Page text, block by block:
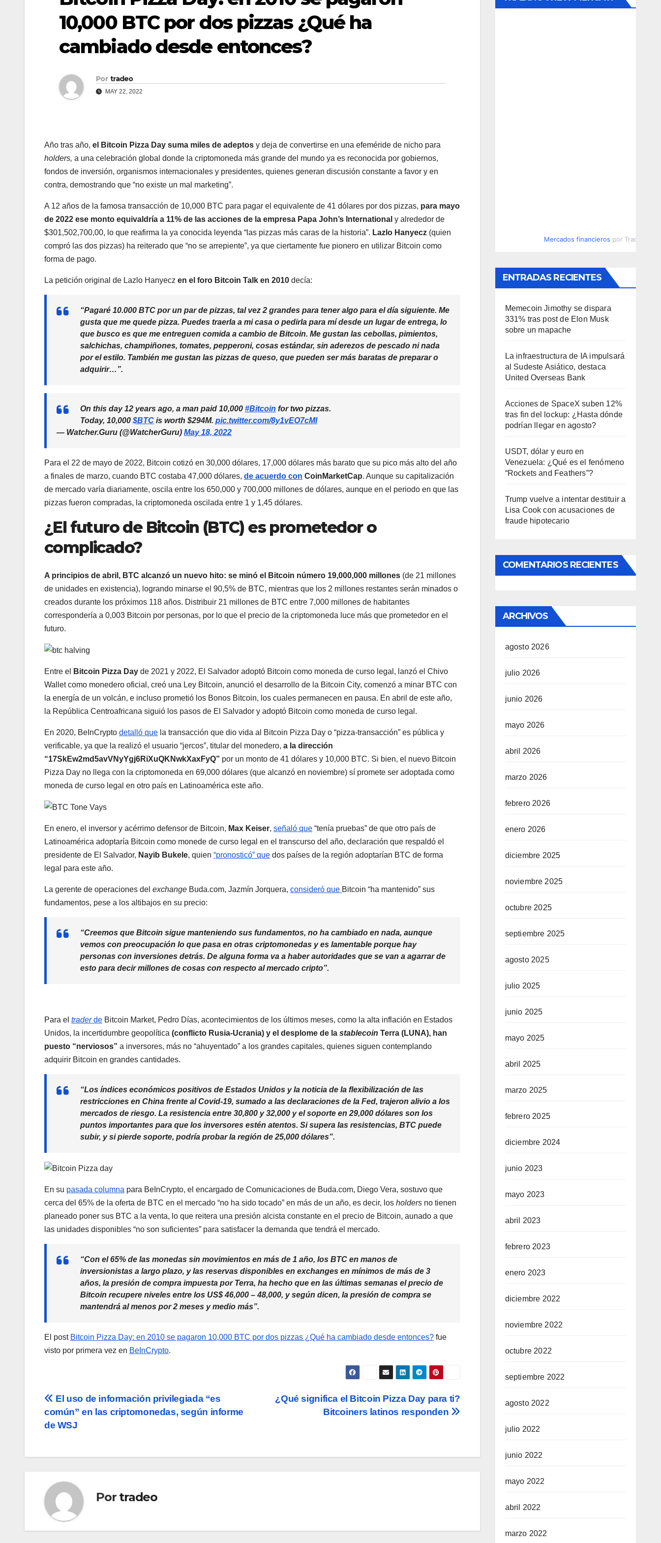
10,000 BTC por dos pizzas ¿Qué ha
cambiado desde entonces?
Por tradeo
MAY 22, 2022
Año tras año, el Bitcoin Pizza Day suma miles de adeptos y deja de convertirse en una efeméride de nicho para
holders, a una celebración global donde la criptomoneda más grande del mundo ya es reconocida por gobiernos,
fondos de inversión, organismos internacionales y presidentes, quienes generan discusión constante a favor y en
contra, demostrando que “no existe un mal marketing”.
A 12 años de la famosa transacción de 10,000 BTC para pagar el equivalente de 41 dólares por dos pizzas, para mayo
de 2022 ese monto equivaldría a 11% de las acciones de la empresa Papa John’s International y alrededor de
$301,502,700,00, lo que reafirma la ya conocida leyenda “las pizzas más caras de la historia”. Lazlo Hanyecz (quien
compró las dos pizzas) ha reiterado que “no se arrepiente”, ya que ciertamente fue pionero en utilizar Bitcoin como
forma de pago.
La petición original de Lazlo Hanyecz en el foro Bitcoin Talk en 2010 decía:
“Pagaré 10.000 BTC por un par de pizzas, tal vez 2 grandes para tener algo para el día siguiente. Me
gusta que me quede pizza. Puedes traerla a mi casa o pedirla para mí desde un lugar de entrega, lo
que busco es que me entreguen comida a cambio de Bitcoin. Me gustan las cebollas, pimientos,
salchichas, champiñones, tomates, pepperoni, cosas estándar, sin aderezos de pescado ni nada
por el estilo. También me gustan las pizzas de queso, que pueden ser más baratas de preparar o
adquirir…”.
On this day 12 years ago, a man paid 10,000 #Bitcoin for two pizzas.
Today, 10,000 $BTC is worth $294M. pic.twitter.com/8y1vEO7cMl
— Watcher.Guru (@WatcherGuru) May 18, 2022
Para el 22 de mayo de 2022, Bitcoin cotizó en 30,000 dólares, 17,000 dólares más barato que su pico más alto del año
a finales de marzo, cuando BTC costaba 47,000 dólares, de acuerdo con CoinMarketCap. Aunque su capitalización
de mercado varía diariamente, oscila entre los 650,000 y 700,000 millones de dólares, aunque en el periodo en que las
pizzas fueron compradas, la criptomoneda oscilada entre 1 y 1,45 dólares.
¿El futuro de Bitcoin (BTC) es prometedor o
complicado?
A principios de abril, BTC alcanzó un nuevo hito: se minó el Bitcoin número 19,000,000 millones (de 21 millones
de unidades en existencia), logrando minarse el 90,5% de BTC, mientras que los 2 millones restantes serán minados o
creados durante los próximos 118 años. Distribuir 21 millones de BTC entre 7,000 millones de habitantes
correspondería a 0,003 Bitcoin por personas, por lo que el precio de la criptomoneda luce más que prometedor en el
futuro.
Entre el Bitcoin Pizza Day de 2021 y 2022, El Salvador adoptó Bitcoin como moneda de curso legal, lanzó el Chivo
Wallet como monedero oficial, creó una Ley Bitcoin, anunció el desarrollo de la Bitcoin City, comenzó a minar BTC con
la energía de un volcán, e incluso prometió los Bonos Bitcoin, los cuales permanecen en pausa. En abril de este año,
la República Centroafricana siguió los pasos de El Salvador y adoptó Bitcoin como moneda de curso legal.
En 2020, BeInCrypto detalló que la transacción que dio vida al Bitcoin Pizza Day o “pizza-transacción” es pública y
verificable, ya que la realizó el usuario “jercos”, titular del monedero, a la dirección
“17SkEw2md5avVNyYgj6RiXuQKNwkXaxFyQ” por un monto de 41 dólares y 10,000 BTC. Si bien, el nuevo Bitcoin
Pizza Day no llega con la criptomoneda en 69,000 dólares (que alcanzó en noviembre) sí promete ser adoptada como
moneda de curso legal en otro país en Latinoamérica este año.
En enero, el inversor y acérrimo defensor de Bitcoin, Max Keiser, señaló que “tenía pruebas” de que otro país de
Latinoamérica adoptaría Bitcoin como monede de curso legal en el transcurso del año, declaración que respaldó el
presidente de El Salvador, Nayib Bukele, quien “pronosticó” que dos países de la región adoptarían BTC de forma
legal para este año.
La gerente de operaciones del exchange Buda.com, Jazmín Jorquera, consideró que Bitcoin “ha mantenido” sus
fundamentos, pese a los altibajos en su precio:
“Creemos que Bitcoin sigue manteniendo sus fundamentos, no ha cambiado en nada, aunque
vemos con preocupación lo que pasa en otras criptomonedas y es lamentable porque hay
personas con inversiones detrás. De alguna forma va a haber autoridades que se van a agarrar de
esto para decir millones de cosas con respecto al mercado cripto”.
Para el traderde Bitcoin Market, Pedro Días, acontecimientos de los últimos meses, como la alta inflación en Estados
Unidos, la incertidumbre geopolítica (conflicto Rusia-Ucrania) y el desplome de la stablecoin Terra (LUNA), han
puesto “nerviosos” a inversores, más no “ahuyentado” a los grandes capitales, quienes siguen contemplando
adquirir Bitcoin en grandes cantidades.
“Los índices económicos positivos de Estados Unidos y la noticia de la flexibilización de las
restricciones en China frente al Covid-19, sumado a las declaraciones de la Fed, trajeron alivio a los
mercados de riesgo. La resistencia entre 30,800 y 32,000 y el soporte en 29,000 dólares son los
puntos importantes para que los inversores estén atentos. Si supera las resistencias, BTC puede
subir, y si pierde soporte, podría probar la región de 25,000 dólares”.
En su pasada columna para BeInCrypto, el encargado de Comunicaciones de Buda.com, Diego Vera, sostuvo que
cerca del 65% de la oferta de BTC en el mercado “no ha sido tocado” en más de un año, es decir, los holders no tienen
planeado poner sus BTC a la venta, lo que reitera una presión alcista constante en el precio de Bitcoin, aunado a que
las unidades disponibles “no son suficientes” para satisfacer la demanda que tendrá el mercado.
“Con el 65% de las monedas sin movimientos en más de 1 año, los BTC en manos de
inversionistas a largo plazo, y las reservas disponibles en exchanges en mínimos de más de 3
años, la presión de compra impuesta por Terra, ha hecho que en las últimas semanas el precio de
Bitcoin recupere niveles entre los US$ 46,000 – 48,000, y según dicen, la presión de compra se
mantendrá al menos por 2 meses y medio más”.
El post Bitcoin Pizza Day: en 2010 se pagaron 10,000 BTC por dos pizzas ¿Qué ha cambiado desde entonces? fue
visto por primera vez en BeInCrypto.
Navegación
de
¿Qué significa el Bitcoin Pizza Day para ti?
Bitcoiners latinos responden
El uso de información privilegiada “es
común” en las criptomonedas, según informe
de WSJ
Por tradeo
Mercados financieros por
ENTRADAS RECIENTES
Memecoin Jimothy se dispara
331% tras post de Elon Musk
sobre un mapache
La infraestructura de IA impulsará
al Sudeste Asiático, destaca
United Overseas Bank
Acciones de SpaceX suben 12%
tras fin del lockup: ¿Hasta dónde
podrían llegar en agosto?
USDT, dólar y euro en
Venezuela: ¿Qué es el fenómeno
“Rockets and Feathers”?
Trump vuelve a intentar destituir a
Lisa Cook con acusaciones de
fraude hipotecario
COMENTARIOS RECIENTES
ARCHIVOS
agosto 2026
julio 2026
junio 2026
mayo 2026
abril 2026
marzo 2026
febrero 2026
enero 2026
diciembre 2025
noviembre 2025
octubre 2025
septiembre 2025
agosto 2025
julio 2025
junio 2025
mayo 2025
abril 2025
marzo 2025
febrero 2025
diciembre 2024
junio 2023
mayo 2023
abril 2023
febrero 2023
enero 2023
diciembre 2022
noviembre 2022
octubre 2022
septiembre 2022
agosto 2022
julio 2022
junio 2022
mayo 2022
abril 2022
marzo 2022